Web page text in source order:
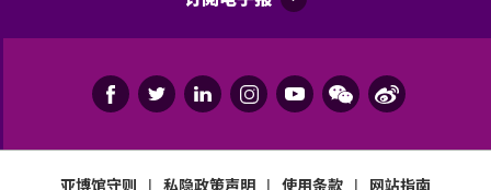
亚博馆守则 | 私隐政策声明 | 使用条款 | 网站指南